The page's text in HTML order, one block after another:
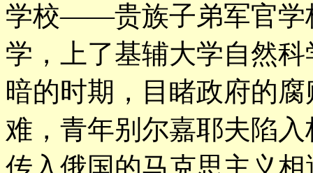
学校——贵族子弟军官学
学，上了基辅大学自然
暗的时期，目睹政府的
难，青年别尔嘉耶夫陷